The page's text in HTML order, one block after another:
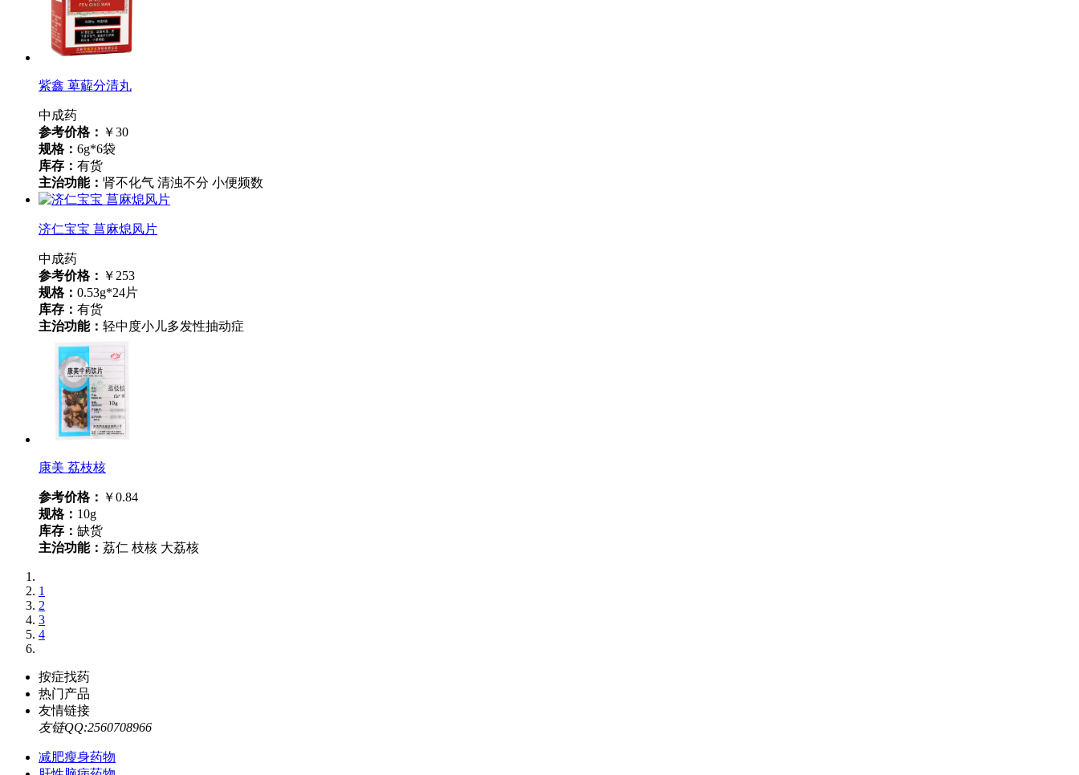
紫鑫 萆薢分清丸
中成药
参考价格： ￥30
规格： 6g*6袋
库存： 有货
主治功能： 肾不化气 清浊不分 小便频数
济仁宝宝 菖麻熄风片
中成药
参考价格： ￥253
规格： 0.53g*24片
库存： 有货
主治功能： 轻中度小儿多发性抽动症
康美 荔枝核
参考价格： ￥0.84
规格： 10g
库存： 缺货
主治功能： 荔仁 枝核 大荔核
1
2
3
4
按症找药
热门产品
友情链接
友链QQ:2560708966
减肥瘦身药物